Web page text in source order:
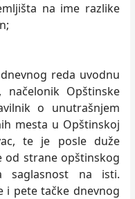
na ime razlike
reda uvodnu
Opštinske
o unutrašnjem
mesta u Opštinskoj
te je posle duže
od strane opštinskog
saglasnost na isti.
i pete tačke dnevnog